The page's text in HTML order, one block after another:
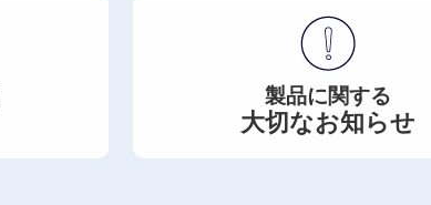
製品に関する
大切なお知らせ